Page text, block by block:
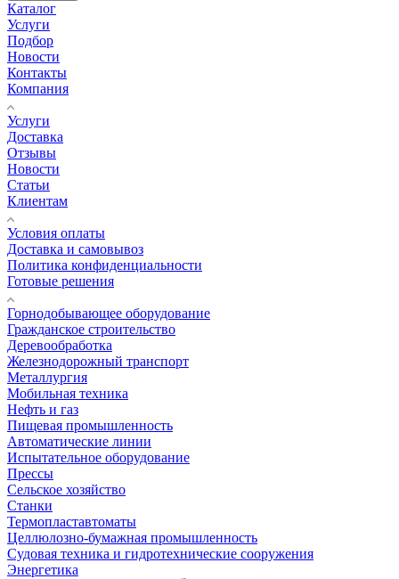
Каталог
Услуги
Подбор
Новости
Контакты
Компания
Услуги
Доставка
Отзывы
Новости
Статьи
Клиентам
Условия оплаты
Доставка и самовывоз
Политика конфиденциальности
Готовые решения
Горнодобывающее оборудование
Гражданское строительство
Деревообработка
Железнодорожный транспорт
Металлургия
Мобильная техника
Нефть и газ
Пищевая промышленность
Автоматические линии
Испытательное оборудование
Прессы
Сельское хозяйство
Станки
Термопластавтоматы
Целлюлозно-бумажная промышленность
Судовая техника и гидротехнические сооружения
Энергетика